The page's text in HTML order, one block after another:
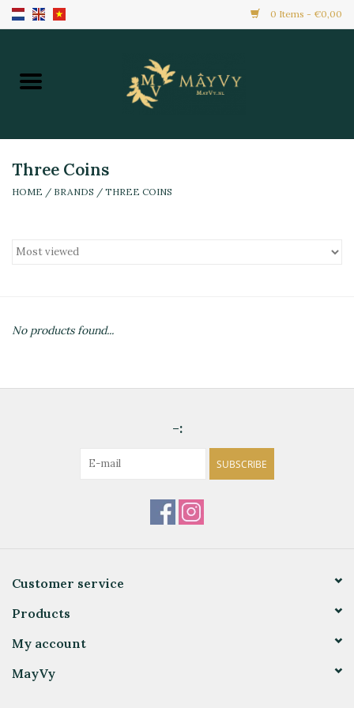
0 Items - €0,00
Home
Hàng Mới
Toàn Bộ Sản Phẩm
Three Coins
HOME / BRANDS / THREE COINS
No products found...
-:
SUBSCRIBE
Customer service
Products
My account
MayVy